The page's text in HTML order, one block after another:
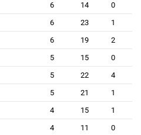
6 14
0
6 23
1
6 19
2
5 15
0
5 22
4
5 21
1
4 15
1
4 11
0